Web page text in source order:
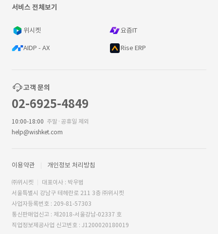
서비스 전체보기
위시켓 요즘IT
AIDP - AX Rise ERP
고객 문의
02-6925-4849
10:00-18:00 주말·공휴일 제외
help@wishket.com
이용약관 개인정보 처리방침
㈜위시켓
대표이사 : 박우범
서울특별시 강남구 테헤란로 211 3층 ㈜위시켓
사업자등록번호 : 209-81-57303
통신판매업신고 : 제2018-서울강남-02337 호
직업정보제공사업 신고번호 : J1200020180019